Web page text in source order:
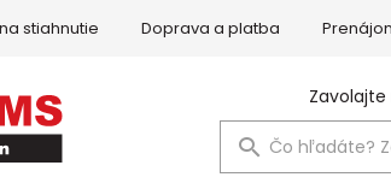
stiahnutie Doprava a platba